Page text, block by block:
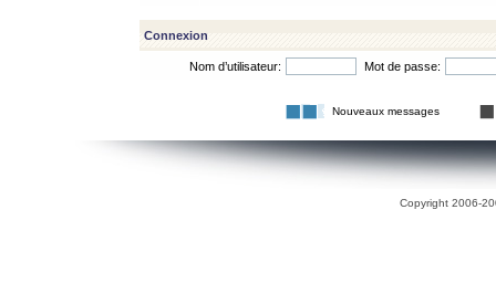
Connexion
Nom d’utilisateur: Mot de passe:
Nouveaux messages
Copyright 2006-